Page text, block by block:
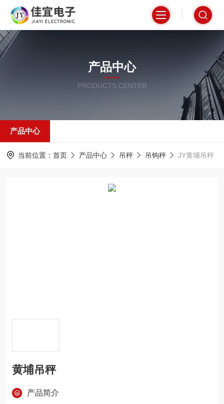
产品中心
PRODUCTS CENTER
产品中心
当前位置： 首页 产品中心 吊秤 吊钩秤 JY黄埔吊秤
黄埔吊秤
产品简介